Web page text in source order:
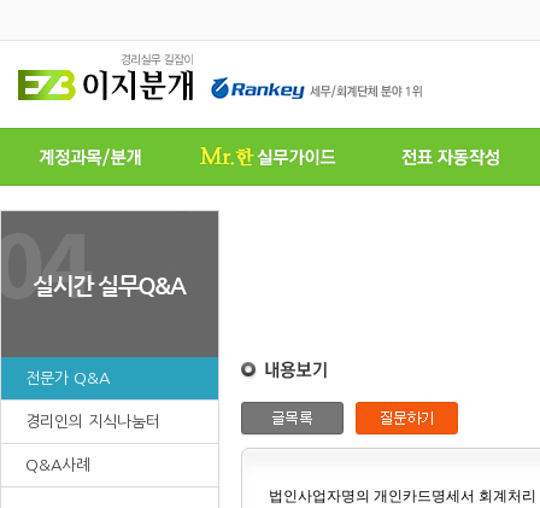
전문가 Q&A
경리인의 지식나눔터
Q&A사례
법인사업자명의 개인카드명세서 회계처리